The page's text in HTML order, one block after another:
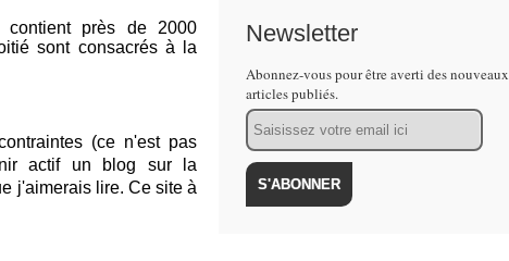
contient près de 2000
sont consacrés à la
(ce n'est pas
actif un blog sur la
j'aimerais lire. Ce site à
Newsletter
Abonnez-vous pour être averti des nouveaux
articles publiés.
Email